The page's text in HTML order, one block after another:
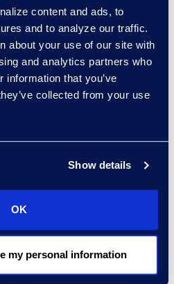
content and ads, to
and to analyze our traffic.
about your use of our site with
and analytics partners who
information that you’ve
collected from your use
Show details
OK
my personal information
anos de experiência
globais de
de PI.
e
de operações
em IPBM.
de melhoria
meses.
redução de 75%